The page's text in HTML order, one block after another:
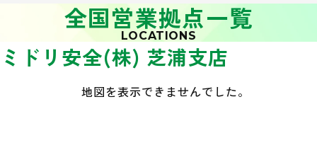
全国営業拠点一覧
LOCATIONS
ミドリ安全(株) 芝浦支店
地図を表示できませんでした。